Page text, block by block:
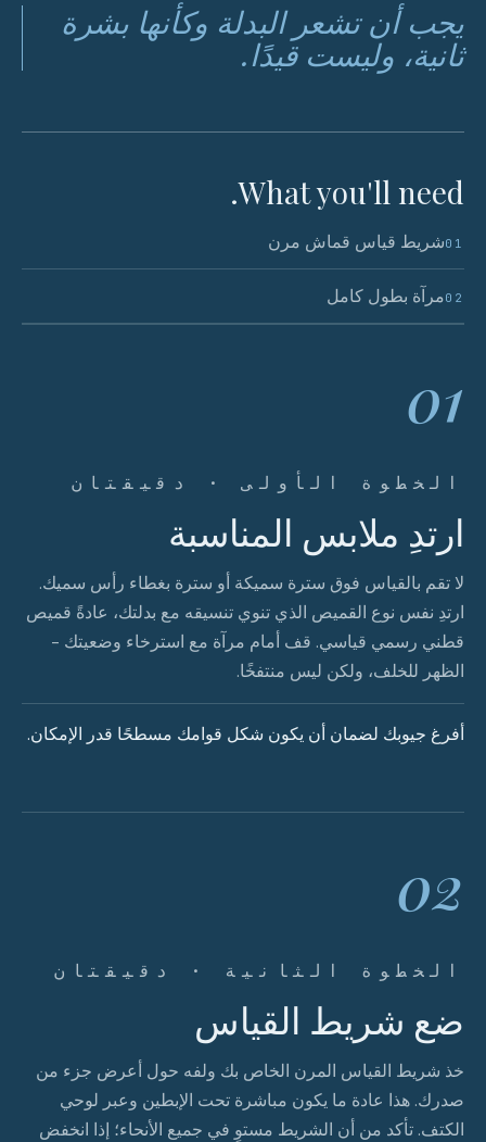
يجب أن تشعر البدلة وكأنها بشرة
ثانية، وليست قيدًا.
What you'll need.
01شريط قياس قماش مرن
02مرآة بطول كامل
01
الخطوة الأولى · دقيقتان
ارتدِ ملابس المناسبة
لا تقم بالقياس فوق سترة سميكة أو سترة بغطاء رأس سميك.
ارتدِ نفس نوع القميص الذي تنوي تنسيقه مع بدلتك، عادةً قميص
قطني رسمي قياسي. قف أمام مرآة مع استرخاء وضعيتك -
الظهر للخلف، ولكن ليس منتفخًا.
أفرغ جيوبك لضمان أن يكون شكل قوامك مسطحًا قدر الإمكان.
02
الخطوة الثانية · دقيقتان
ضع شريط القياس
خذ شريط القياس المرن الخاص بك ولفه حول أعرض جزء من
صدرك. هذا عادة ما يكون مباشرة تحت الإبطين وعبر لوحي
الكتف. تأكد من أن الشريط مستوٍ في جميع الأنحاء؛ إذا انخفض